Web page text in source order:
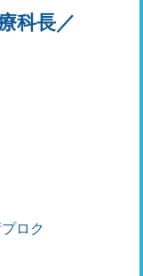
科長／
ロク